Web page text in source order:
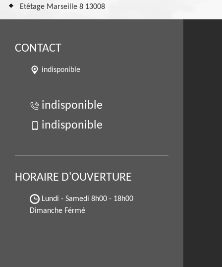
Etêtage Marseille 8 13008
CONTACT
indisponible
indisponible
indisponible
HORAIRE D'OUVERTURE
Lundi - Samedi 8h00 - 18h00
Dimanche Férmé